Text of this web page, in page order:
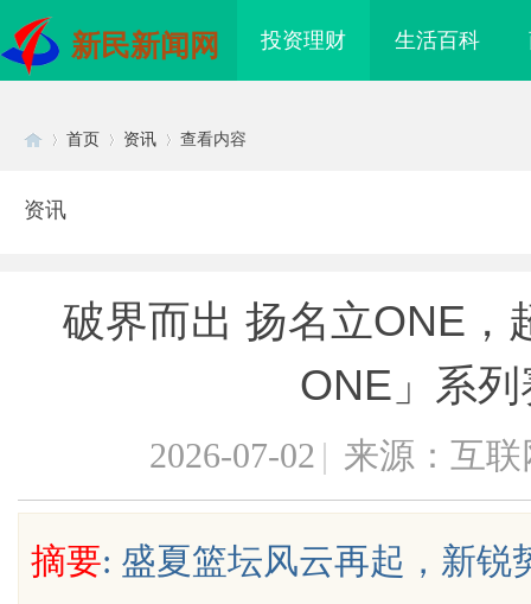
新民新闻网 投资理财 生活百科
首页 资讯 查看内容
资讯
破界而出 扬名立ONE，
ONE」系
2026-07-02 | 来源：互联
摘要: 盛夏篮坛风云再起，新锐
面解析